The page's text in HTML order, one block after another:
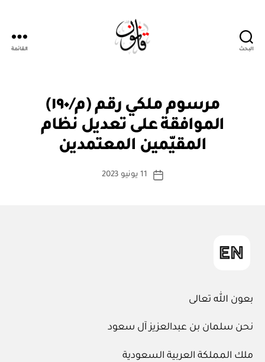
البحث القائمة
التصنيفات
مرسوم ملكي رقم (م/١٩٠)
الموافقة على تعديل نظام
المقيّمين المعتمدين
كاتب
بو
س
ة
تاريخ
11 يونيو 2023
بعون الله تعالى
نحن سلمان بن عبدالعزيز آل سعود
ملك المملكة العربية السعودية